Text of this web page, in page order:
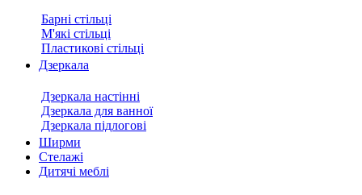
Барні стільці
М'які стільці
Пластикові стільці
Дзеркала
Дзеркала настінні
Дзеркала для ванної
Дзеркала підлогові
Ширми
Стелажі
Дитячі меблі